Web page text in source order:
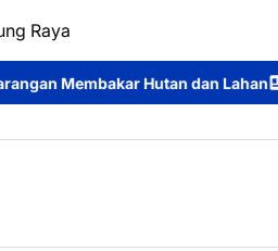
Raya
dan Lahan Respons Cepat